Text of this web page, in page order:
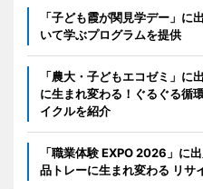
「子ども霞が関見学デー」に
いて学ぶプログラムを提供
「農大・子どもエコゼミ」に
に生まれ変わる！ぐるぐる循
イクルを紹介
「職業体験 EXPO 2026」に
品トレーに生まれ変わる リサ